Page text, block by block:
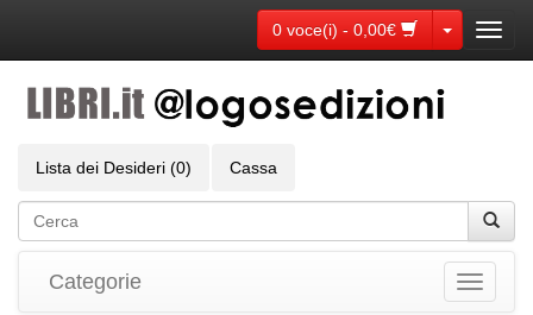
0 voce(i) - 0,00€ Toggle
Lista dei Desideri (0) Cassa
Toggle
Categorie